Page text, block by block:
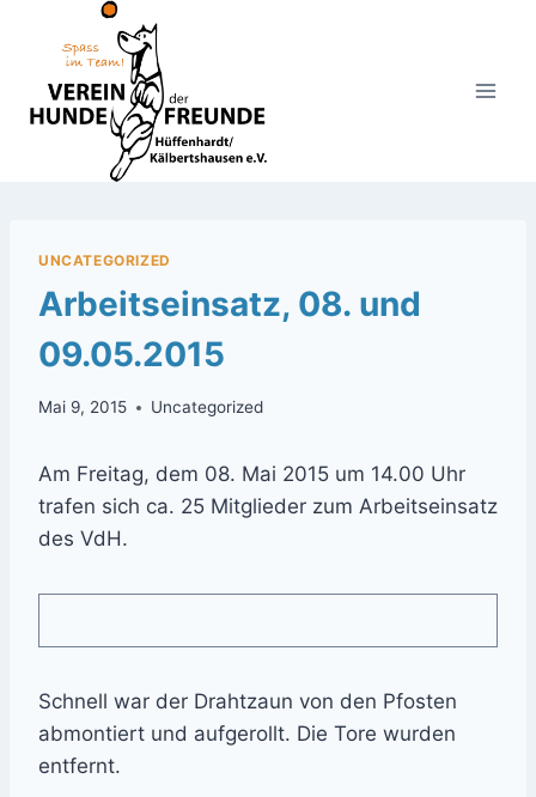
springen
UNCATEGORIZED
Arbeitseinsatz, 08. und
09.05.2015
Mai 9, 2015 Uncategorized
Am Freitag, dem 08. Mai 2015 um 14.00 Uhr
trafen sich ca. 25 Mitglieder zum Arbeitseinsatz
des VdH.
Schnell war der Drahtzaun von den Pfosten
abmontiert und aufgerollt. Die Tore wurden
entfernt.